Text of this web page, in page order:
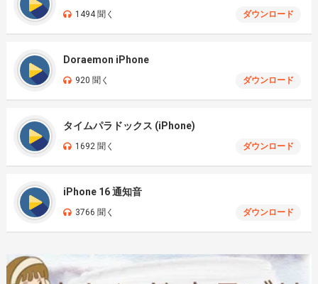
1494 聞く ダウンロード
Doraemon iPhone
920 聞く ダウンロード
タイムパラドックス (iPhone)
1692 聞く ダウンロード
iPhone 16 通知音
3766 聞く ダウンロード